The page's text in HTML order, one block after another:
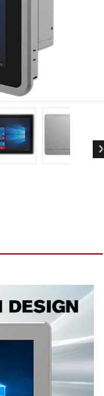
ATEX-Klasse
in ATEX-Qualität
Handheld